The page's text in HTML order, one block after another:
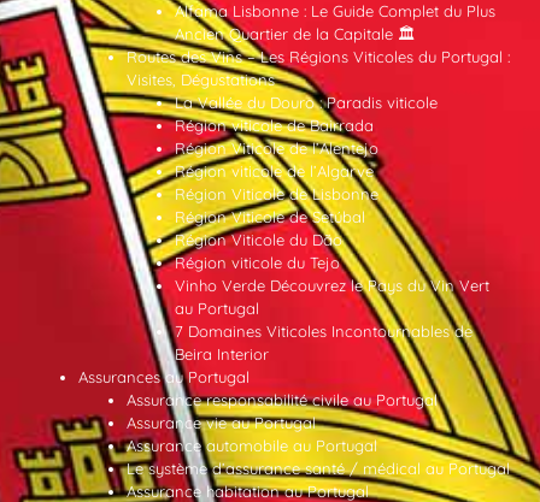
Alfama Lisbonne : Le Guide Complet du Plus
Ancien Quartier de la Capitale 🏛️
Routes des Vins – Les Régions Viticoles du Portugal :
Visites, Dégustations
La Vallée du Douro : Paradis viticole
Région viticole de Bairrada
Région Viticole de l’Alentejo
Région viticole de l’Algarve
Région Viticole de Lisbonne
Région Viticole de Setúbal
Région Viticole du Dão
Région viticole du Tejo
Vinho Verde Découvrez le Pays du Vin Vert
au Portugal
7 Domaines Viticoles Incontournables de
Beira Interior
Assurances au Portugal
Assurance responsabilité civile au Portugal
Assurance vie au Portugal
Assurance automobile au Portugal
Le système d’assurance santé / médical au Portugal
Assurance habitation au Portugal